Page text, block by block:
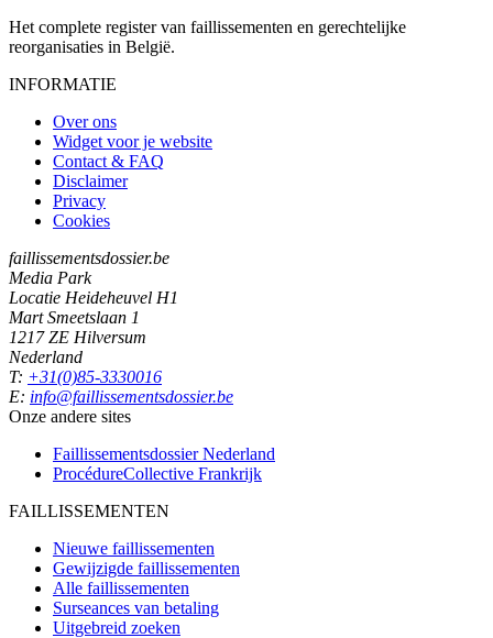
Het complete register van faillissementen en gerechtelijke
reorganisaties in België.
INFORMATIE
Over ons
Widget voor je website
Contact & FAQ
Disclaimer
Privacy
Cookies
faillissementsdossier.be
Media Park
Locatie Heideheuvel H1
Mart Smeetslaan 1
1217 ZE Hilversum
Nederland
T: +31(0)85-3330016
E: info@faillissementsdossier.be
Onze andere sites
Faillissementsdossier Nederland
ProcédureCollective Frankrijk
FAILLISSEMENTEN
Nieuwe faillissementen
Gewijzigde faillissementen
Alle faillissementen
Surseances van betaling
Uitgebreid zoeken